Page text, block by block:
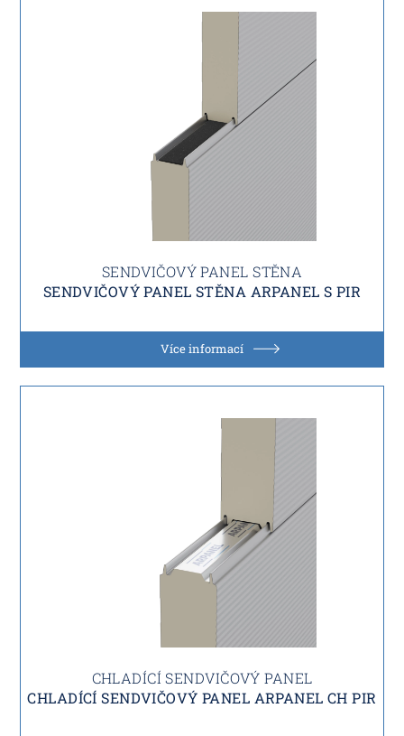
SENDVIČOVÝ PANEL STĚNA
SENDVIČOVÝ PANEL STĚNA ARPANEL S PIR
Více informací
CHLADÍCÍ SENDVIČOVÝ PANEL
CHLADÍCÍ SENDVIČOVÝ PANEL ARPANEL CH PIR